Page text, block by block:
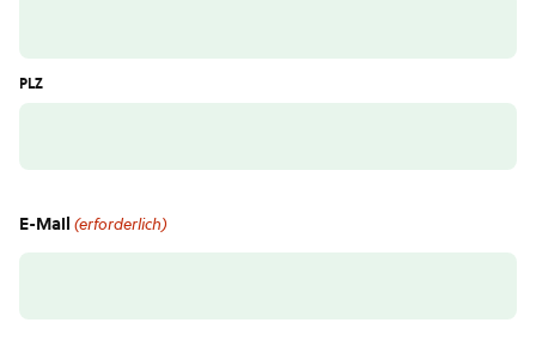
PLZ
E-Mail (erforderlich)